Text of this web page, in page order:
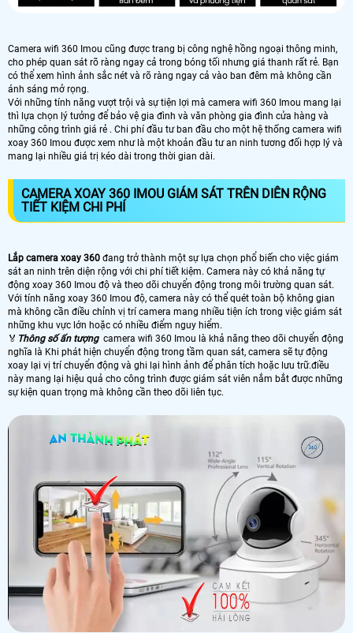
Camera wifi 360 Imou cũng được trang bị công nghệ hồng ngoại thông minh,
cho phép quan sát rõ ràng ngay cả trong bóng tối nhưng giá thanh rất rẻ. Bạn
có thể xem hình ảnh sắc nét và rõ ràng ngay cả vào ban đêm mà không cần
ánh sáng mở rọng.
Với những tính năng vượt trội và sự tiện lợi mà camera wifi 360 Imou mang lại
thì lựa chọn lý tưởng để bảo vệ gia đình và văn phòng gia đình cửa hàng và
những công trình giá rẻ . Chi phí đầu tư ban đầu cho một hệ thống camera wifi
xoay 360 Imou được xem như là một khoản đầu tư an ninh tương đối hợp lý và
mang lại nhiều giá trị kéo dài trong thời gian dài.
CAMERA XOAY 360 IMOU GIÁM SÁT TRÊN DIÊN RỘNG
TIẾT KIỆM CHI PHÍ
Lắp camera xoay 360 đang trở thành một sự lựa chọn phổ biến cho việc giám
sát an ninh trên diện rộng với chi phí tiết kiệm. Camera này có khả năng tự
động xoay 360 Imou độ và theo dõi chuyển động trong môi trường quan sát.
Với tính năng xoay 360 Imou độ, camera này có thể quét toàn bộ không gian
mà không cần điều chỉnh vị trí camera mang nhiều tiện ích trong việc giám sát
những khu vực lớn hoặc có nhiều điểm nguy hiểm.
️🏅 Thông số ấn tượng camera wifi 360 Imou là khả năng theo dõi chuyển động
nghĩa là Khi phát hiện chuyển động trong tầm quan sát, camera sẽ tự động
xoay lại vị trí chuyển động và ghi lại hình ảnh để phân tích hoặc lưu trữ.điều
này mang lại hiệu quả cho công trình được giám sát viên nắm bắt được những
sự kiện quan trọng mà không cần theo dõi liên tục.